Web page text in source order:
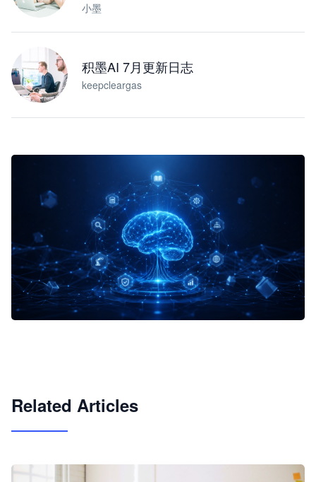
小墨
积墨AI 7月更新日志
keepcleargas
Related Articles